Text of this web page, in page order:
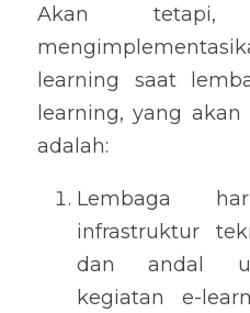
Akan
learning saat
learning, yang
adalah:
Lembaga
infrastruktur
dan andal
kegiatan e-